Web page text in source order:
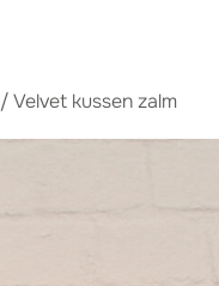
/ Velvet kussen zalm